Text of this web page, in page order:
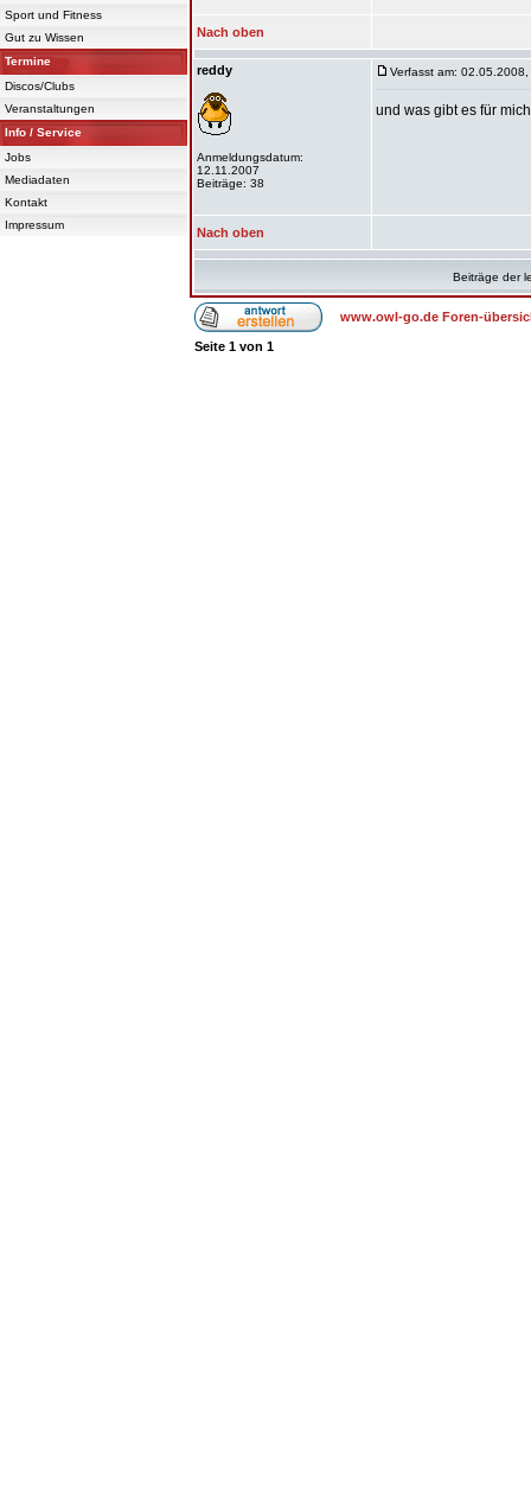
Sport und Fitness
Gut zu Wissen
Termine
Discos/Clubs
Veranstaltungen
Info / Service
Jobs
Mediadaten
Kontakt
Impressum
Nach oben
reddy
Anmeldungsdatum:
12.11.2007
Beiträge: 38
Verfasst am:
und was gibt es für
Nach oben
Beiträge der
www.owl-go.de Foren-
Seite 1 von 1